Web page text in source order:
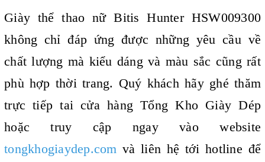
Giày thể thao nữ Bitis Hunter HSW009300
không chỉ đáp ứng được những yêu cầu về
chất lượng mà kiểu dáng và màu sắc cũng rất
phù hợp thời trang. Quý khách hãy ghé thăm
trực tiếp tai cửa hàng Tổng Kho Giày Dép
hoặc truy cập ngay vào website
tongkhogiaydep.com và liên hệ tới hotline để